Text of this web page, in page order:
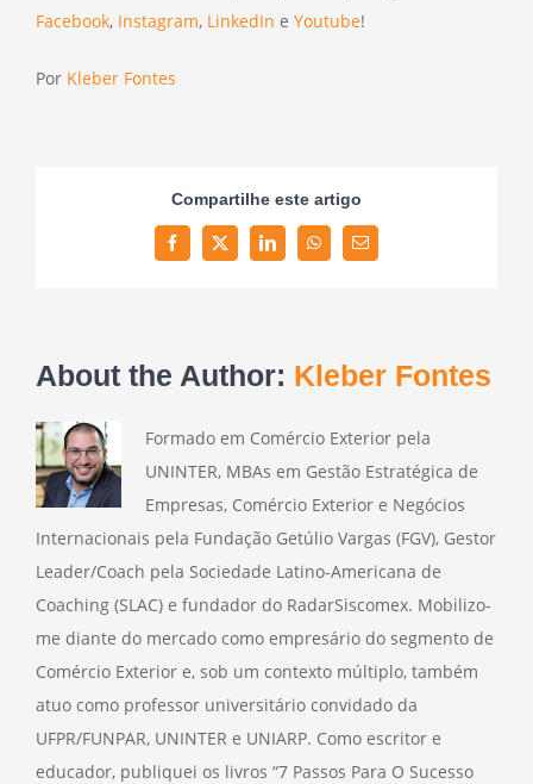
Facebook, Instagram, LinkedIn e Youtube!
Por Kleber Fontes
Compartilhe este artigo
FacebookTwitterLinkedInWhatsAppEmail
About the Author: Kleber Fontes
Formado em Comércio Exterior pela
UNINTER, MBAs em Gestão Estratégica de
Empresas, Comércio Exterior e Negócios
Internacionais pela Fundação Getúlio Vargas (FGV), Gestor
Leader/Coach pela Sociedade Latino-Americana de
Coaching (SLAC) e fundador do RadarSiscomex. Mobilizo-
me diante do mercado como empresário do segmento de
Comércio Exterior e, sob um contexto múltiplo, também
atuo como professor universitário convidado da
UFPR/FUNPAR, UNINTER e UNIARP. Como escritor e
educador, publiquei os livros “7 Passos Para O Sucesso